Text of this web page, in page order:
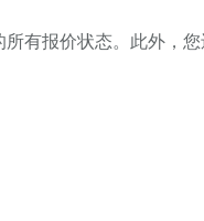
有报价状态。此外，